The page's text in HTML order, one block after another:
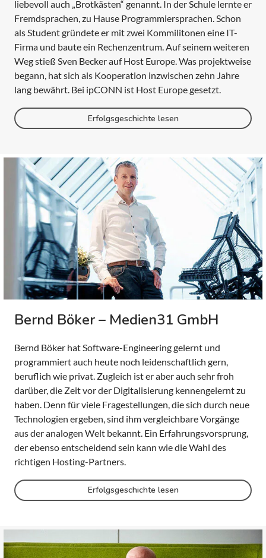
liebevoll auch „Brotkästen“ genannt. In der Schule lernte er
Fremdsprachen, zu Hause Programmiersprachen. Schon
als Student gründete er mit zwei Kommilitonen eine IT-
Firma und baute ein Rechenzentrum. Auf seinem weiteren
Weg stieß Sven Becker auf Host Europe. Was projektweise
begann, hat sich als Kooperation inzwischen zehn Jahre
lang bewährt. Bei ipCONN ist Host Europe gesetzt.
Erfolgsgeschichte lesen
Bernd Böker – Medien31 GmbH
Bernd Böker hat Software-Engineering gelernt und
programmiert auch heute noch leidenschaftlich gern,
beruflich wie privat. Zugleich ist er aber auch sehr froh
darüber, die Zeit vor der Digitalisierung kennengelernt zu
haben. Denn für viele Fragestellungen, die sich durch neue
Technologien ergeben, sind ihm vergleichbare Vorgänge
aus der analogen Welt bekannt. Ein Erfahrungsvorsprung,
der ebenso entscheidend sein kann wie die Wahl des
richtigen Hosting-Partners.
Erfolgsgeschichte lesen